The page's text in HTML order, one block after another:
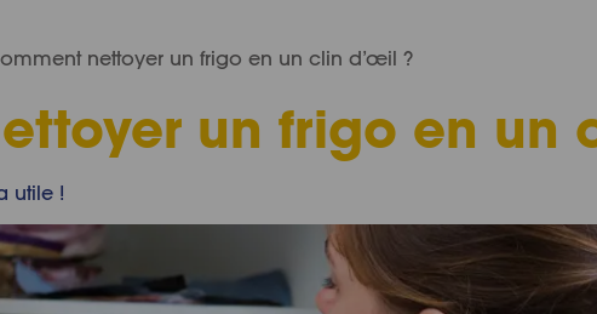
nettoyer un frigo en un clin d’œil ?
un frigo en un
utile !